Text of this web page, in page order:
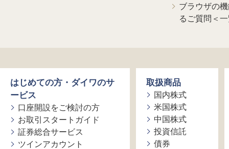
ブラウザの
るご質問＜
はじめての方・ダイワのサ
ービス
口座開設をご検討の方
お取引スタートガイド
証券総合サービス
ツインアカウント
取扱商品
国内株式
米国株式
中国株式
投資信託
債券